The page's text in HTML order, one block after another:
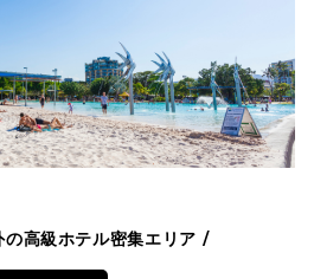
の高級ホテル密集エリア /